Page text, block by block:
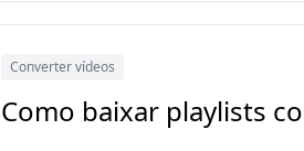
Converter vídeos
Como baixar playlists